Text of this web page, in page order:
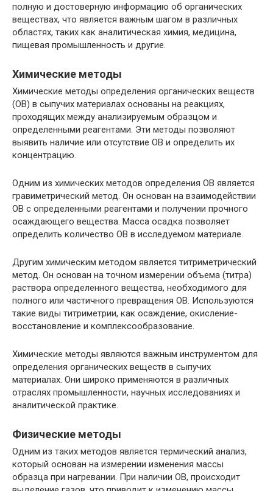
полную и достоверную информацию об органических
веществах, что является важным шагом в различных
областях, таких как аналитическая химия, медицина,
пищевая промышленность и другие.
Химические методы
Химические методы определения органических веществ
(ОВ) в сыпучих материалах основаны на реакциях,
проходящих между анализируемым образцом и
определенными реагентами. Эти методы позволяют
выявить наличие или отсутствие ОВ и определить их
концентрацию.
Одним из химических методов определения ОВ является
гравиметрический метод. Он основан на взаимодействии
ОВ с определенными реагентами и получении прочного
осаждающего вещества. Масса осадка позволяет
определить количество ОВ в исследуемом материале.
Другим химическим методом является титриметрический
метод. Он основан на точном измерении объема (титра)
раствора определенного вещества, необходимого для
полного или частичного превращения ОВ. Используются
такие виды титриметрии, как осаждение, окисление-
восстановление и комплексообразование.
Химические методы являются важным инструментом для
определения органических веществ в сыпучих
материалах. Они широко применяются в различных
отраслях промышленности, научных исследованиях и
аналитической практике.
Физические методы
Одним из таких методов является термический анализ,
который основан на измерении изменения массы
образца при нагревании. При наличии ОВ, происходит